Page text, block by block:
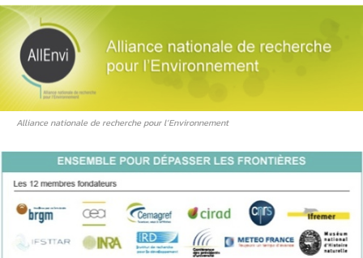
Alliance nationale de recherche pour l’Environnement